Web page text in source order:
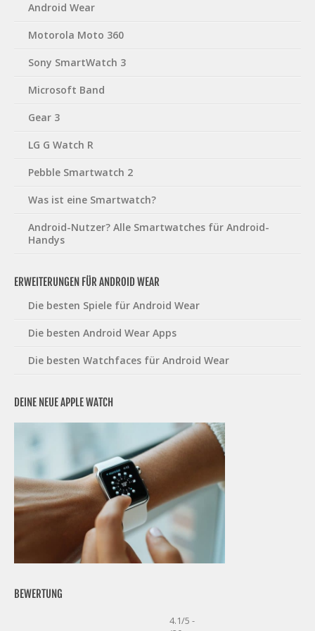
Android Wear
Motorola Moto 360
Sony SmartWatch 3
Microsoft Band
Gear 3
LG G Watch R
Pebble Smartwatch 2
Was ist eine Smartwatch?
Android-Nutzer? Alle Smartwatches für Android-
Handys
ERWEITERUNGEN FÜR ANDROID WEAR
Die besten Spiele für Android Wear
Die besten Android Wear Apps
Die besten Watchfaces für Android Wear
DEINE NEUE APPLE WATCH
BEWERTUNG
4.1/5 -